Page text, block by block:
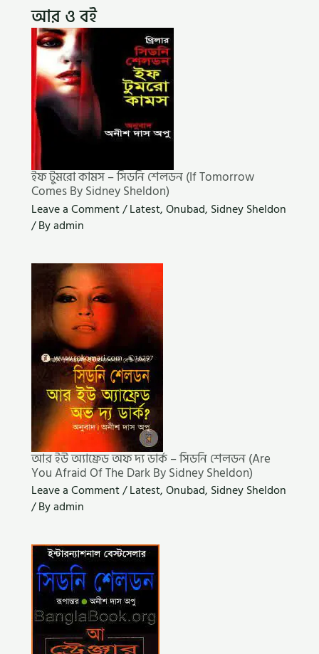
আর ও বই
ইফ টুমরো কামস – সিডনি শেলডন (If Tomorrow
Comes By Sidney Sheldon)
Leave a Comment/Latest,Onubad, Sidney Sheldon
/ Byadmin
আর ইউ অ্যাফ্রেড অফ দ্য ডার্ক – সিডনি শেলডন (Are
You Afraid Of The Dark By Sidney Sheldon)
Leave a Comment/Latest,Onubad, Sidney Sheldon
/ Byadmin